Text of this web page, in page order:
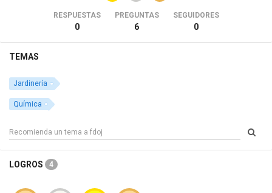
RESPUESTAS
0
PREGUNTAS
6
SEGUIDORES
0
TEMAS
Jardinería
Química
LOGROS 4